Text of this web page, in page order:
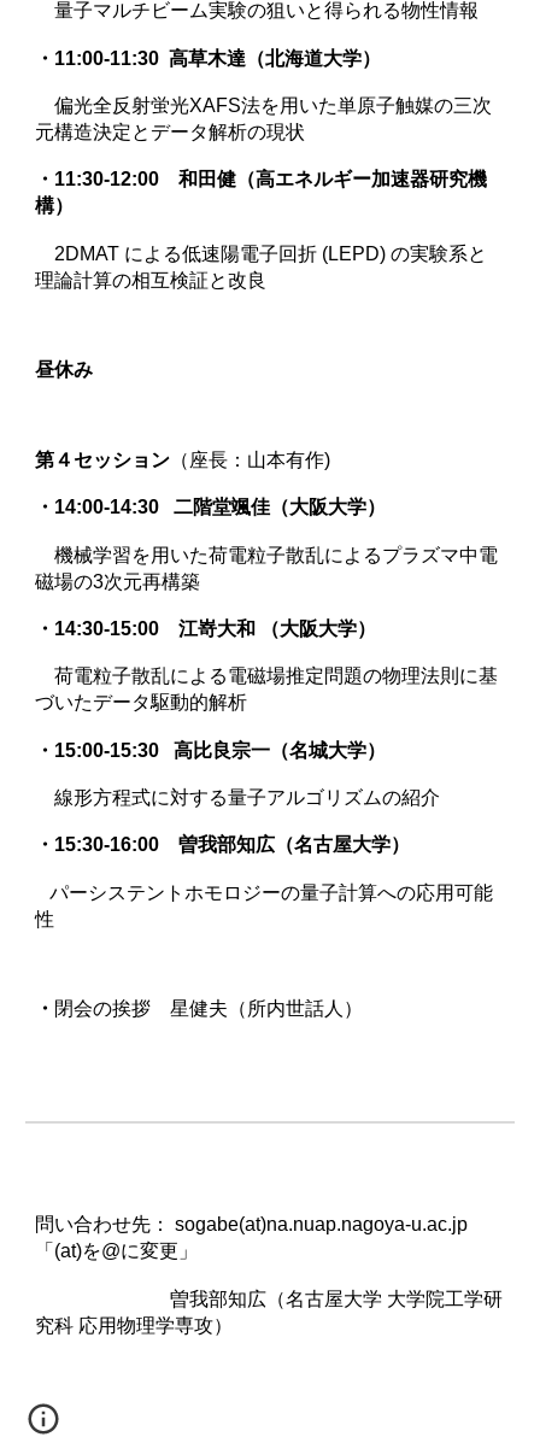
量子マルチビーム実験の狙いと得られる物性情報
・11:00-11:30高草木達（北海道大学）
偏光全反射蛍光XAFS法を用いた単原子触媒の三次
元構造決定とデータ解析の現状
・11:30-12:00和田健（高エネルギー加速器研究機
構）
2DMAT による低速陽電子回折 (LEPD) の実験系と
理論計算の相互検証と改良
昼休み
第４ セッション （座長： 山本有作)
・14:00-14:30二階堂颯佳（大阪大学）
機械学習を用いた荷電粒子散乱によるプラズマ中電
磁場の3次元再構築
・14:30-15:00江嵜大和 （大阪大学）
荷電粒子散乱による電磁場推定問題の物理法則に基
づいたデータ駆動的解析
・15:00-15:30高比良宗一（名城大学）
線形方程式に対する量子アルゴリズムの紹介
・15:30-16:00曽我部知広（名古屋大学）
パーシステントホモロジーの量子計算への応用可能
性
・ 閉会の挨拶 星健夫（ 所内世話人）
問い合わせ先： sogabe(at)na.nuap.nagoya-u.ac.jp
「(at)を@に変更」
曽我部知広（名古屋大学 大学院工学研
究科 応用物理学専攻）